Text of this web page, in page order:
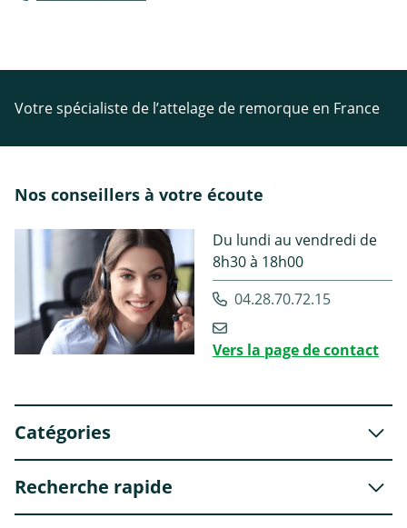
Votre spécialiste de l’attelage de remorque en France
Nos conseillers à votre écoute
Du lundi au vendredi de
8h30 à 18h00
04.28.70.72.15
Vers la page de contact
Catégories
Recherche rapide